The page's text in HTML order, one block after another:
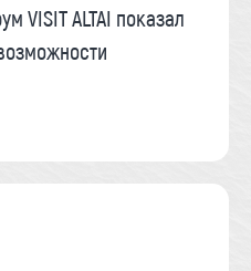
VISIT ALTAI показал